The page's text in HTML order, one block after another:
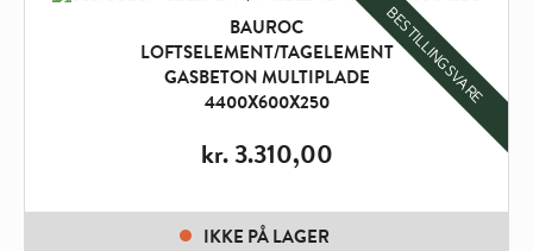
BESTILLINGSVARE
BAUROC
LOFTSELEMENT/TAGELEMENT
GASBETON MULTIPLADE
4400X600X250
kr.3.310,00
IKKE PÅ LAGER